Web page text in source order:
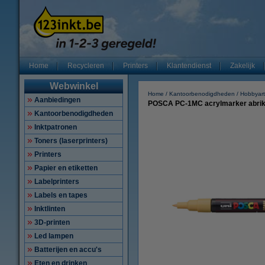
Home Recycleren Printers Klantendienst Zakelijk
Webwinkel
Aanbiedingen
Kantoorbenodigdheden
Inktpatronen
Toners (laserprinters)
Printers
Papier en etiketten
Labelprinters
Labels en tapes
Inktlinten
3D-printen
Led lampen
Batterijen en accu's
Eten en drinken
Home Kantoorbenodigdheden
POSCA PC-1MC acrylmarker